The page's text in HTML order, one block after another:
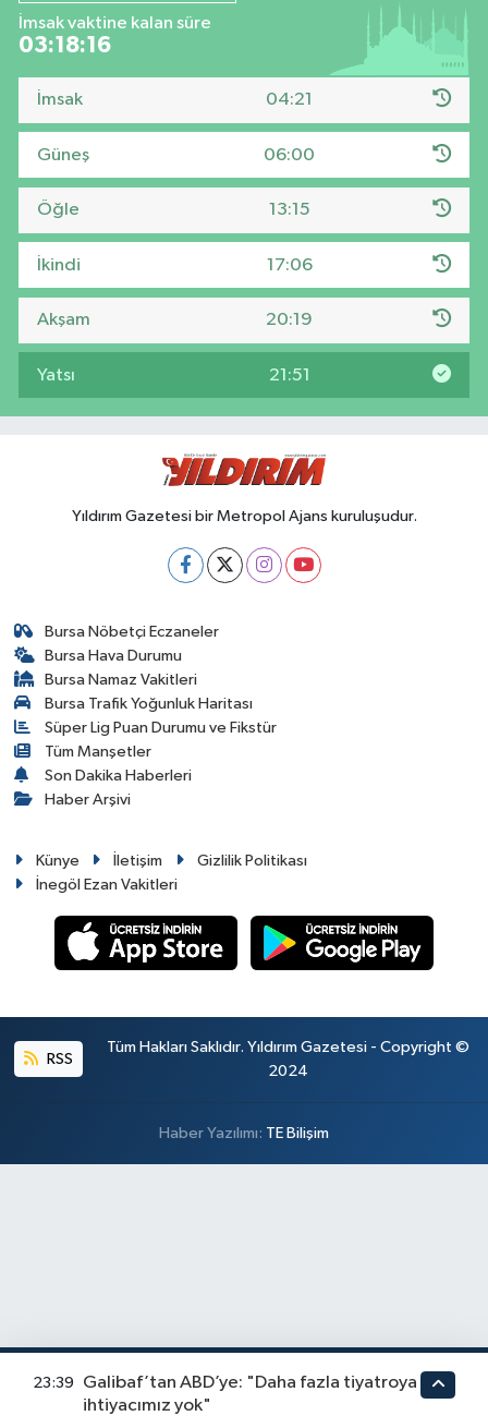
İmsak vaktine kalan süre
03:18:15
İmsak 04:21
Güneş 06:00
Öğle 13:15
İkindi 17:06
Akşam 20:19
Yatsı 21:51
Yıldırım Gazetesi bir Metropol Ajans kuruluşudur.
Bursa Nöbetçi Eczaneler
Bursa Hava Durumu
Bursa Namaz Vakitleri
Bursa Trafik Yoğunluk Haritası
Süper Lig Puan Durumu ve Fikstür
Tüm Manşetler
Son Dakika Haberleri
Haber Arşivi
Künye İletişim
Gizlilik Politikası
İnegöl Ezan Vakitleri
RSS
Tüm Hakları Saklıdır. Yıldırım Gazetesi - Copyright ©
2024
Haber Yazılımı: TE Bilişim
23:39
Galibaf’tan ABD’ye: "Daha fazla tiyatroya
ihtiyacımız yok"